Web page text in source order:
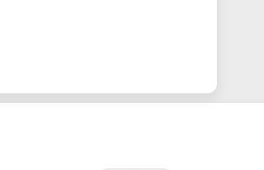
de capa tan bajas como 25 μm,
ofrece una huella relativamente
estudios, talleres y oficinas.
simplifica el proceso de preparación